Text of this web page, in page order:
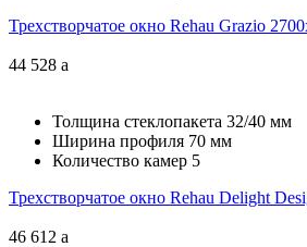
Трехстворчатое окно Rehau Grazio
44 528 a
Толщина стеклопакета 32/40 мм
Ширина профиля 70 мм
Количество камер 5
Трехстворчатое окно Rehau Delight
46 612 a